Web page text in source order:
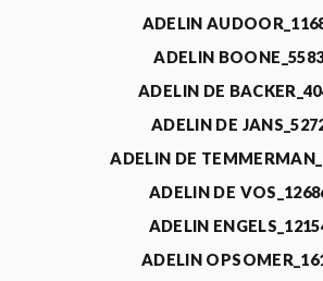
ADELIN
ADELIN
ADELIN DE
ADELIN DE
ADELIN DE
ADELIN DE
ADELIN
ADELIN